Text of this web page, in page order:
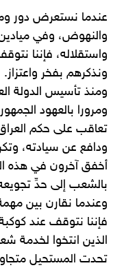
عندما نستعرض دور
والنهوض، وفي
واستقلاله، فإننا
ونذكرهم بفخر واعتزاز.
ومرورا بالعهود
تعاقب على حكم
ودافع عن سيادته،
أخفق آخرون في هذه
بالشعب إلى حدِّ
وعندما نقارن بين
فإننا نتوقف عند
الذين انتخوا لخدمة
تحدت المستحيل